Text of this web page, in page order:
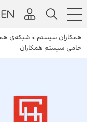
همکاران سیستم > شبکه‌ی
حامی سیستم همکاران